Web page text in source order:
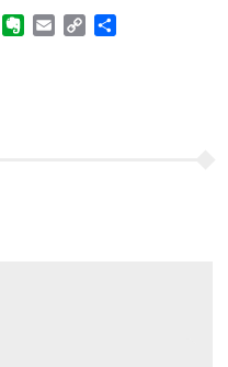
TwitterEvernote
EmailCopy